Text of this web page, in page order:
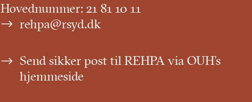
Hovednummer: 21 81 10 11
rehpa@rsyd.dk
Send sikker post til REHPA via OUH’s
hjemmeside